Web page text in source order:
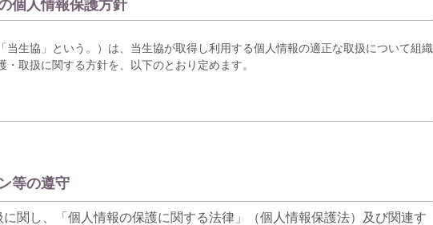
個人情報保護方針
当生協」という。）は、当生協が取得し利用する個人情報の適正な取扱について組織
・取扱に関する方針を、以下のとおり定めます。
等の遵守
関し、「個人情報の保護に関する法律」（個人情報保護法）及び関連す